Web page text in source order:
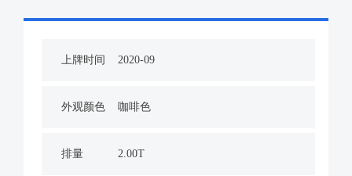
上牌时间 2020-09
外观颜色 咖啡色
排量 2.00T